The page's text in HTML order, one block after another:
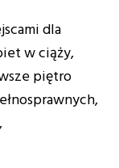
dla
w ciąży,
piętro